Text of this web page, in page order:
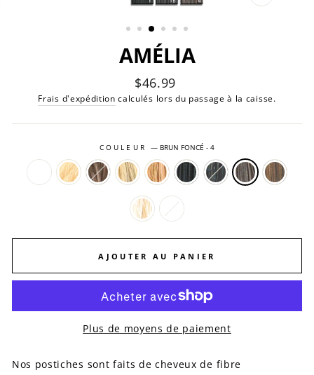
FERMER
AMÉLIA
Prix
régulier
$46.99
Frais d'expédition calculés lors du passage à la caisse.
COULEUR — BRUN FONCÉ - 4
AJOUTER AU PANIER
Plus de moyens de paiement
Nos postiches sont faits de cheveux de fibre